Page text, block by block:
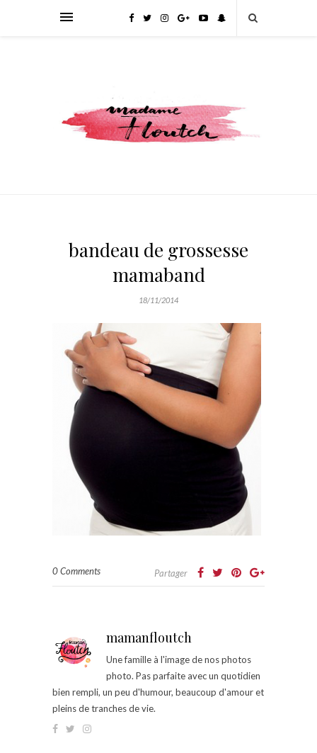
bandeau de grossesse
mamaband
18/11/2014
0 Comments Partager
mamanfloutch
Une famille à l'image de nos photos
photo. Pas parfaite avec un quotidien
bien rempli, un peu d'humour, beaucoup d'amour et
pleins de tranches de vie.